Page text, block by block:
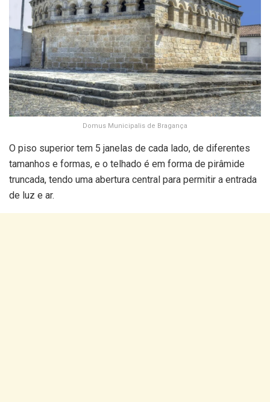
Domus Municipalis de Bragança
O piso superior tem 5 janelas de cada lado, de diferentes
tamanhos e formas, e o telhado é em forma de pirâmide
truncada, tendo uma abertura central para permitir a entrada
de luz e ar.